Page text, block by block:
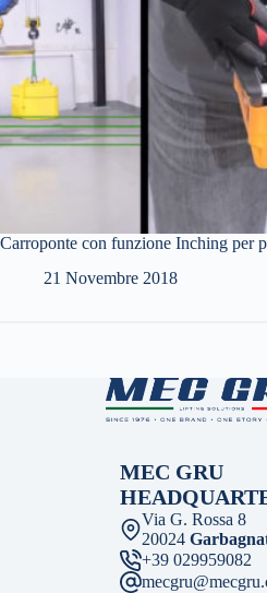
Carroponte con funzione Inching per
21 Novembre 2018
MEC GRU
Via G. Rossa 8
20024
+39 029959082